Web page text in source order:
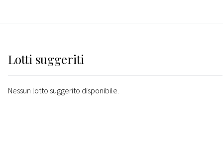
Lotti suggeriti
Nessun lotto suggerito disponibile.